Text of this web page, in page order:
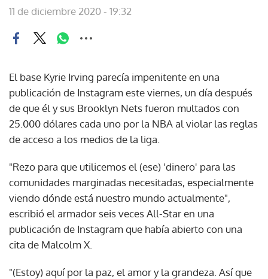
11 de diciembre 2020 - 19:32
El base Kyrie Irving parecía impenitente en una
publicación de Instagram este viernes, un día después
de que él y sus Brooklyn Nets fueron multados con
25.000 dólares cada uno por la NBA al violar las reglas
de acceso a los medios de la liga.
"Rezo para que utilicemos el (ese) 'dinero' para las
comunidades marginadas necesitadas, especialmente
viendo dónde está nuestro mundo actualmente",
escribió el armador seis veces All-Star en una
publicación de Instagram que había abierto con una
cita de Malcolm X.
"(Estoy) aquí por la paz, el amor y la grandeza. Así que